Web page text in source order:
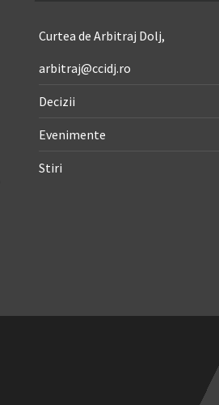
Curtea de Arbitraj Dolj,
arbitraj@ccidj.ro
Decizii
Evenimente
Stiri